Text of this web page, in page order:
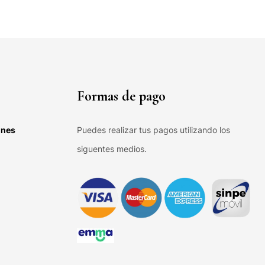
Formas de pago
Puedes realizar tus pagos utilizando los
siguentes medios.